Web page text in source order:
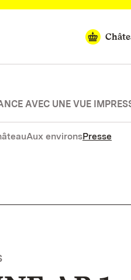
AVEC UNE VUE
Aux environsPresse